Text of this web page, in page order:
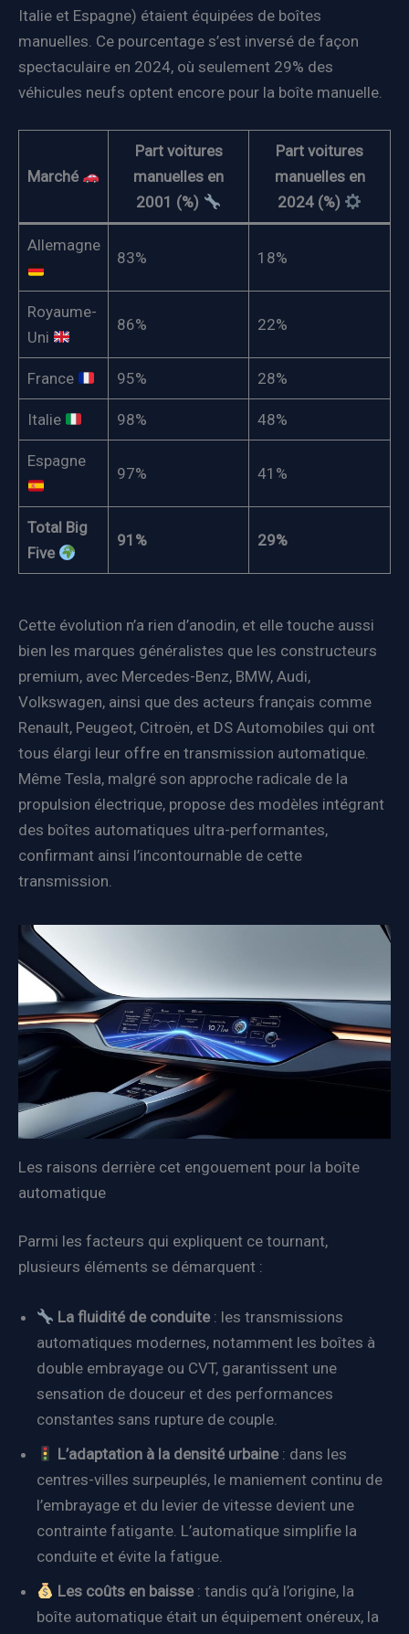
Italie et Espagne) étaient équipées de boîtes
manuelles. Ce pourcentage s’est inversé de façon
spectaculaire en 2024, où seulement 29% des
véhicules neufs optent encore pour la boîte manuelle.
Marché
Part voitures
manuelles en
2001 (%)
Part voitures
manuelles en
2024 (%)
Allemagne
83% 18%
Royaume-
Uni
86% 22%
France 95% 28%
Italie 98% 48%
Espagne
97% 41%
Total Big
Five
91% 29%
Cette évolution n’a rien d’anodin, et elle touche aussi
bien les marques généralistes que les constructeurs
premium, avec Mercedes-Benz, BMW, Audi,
Volkswagen, ainsi que des acteurs français comme
Renault, Peugeot, Citroën, et DS Automobiles qui ont
tous élargi leur offre en transmission automatique.
Même Tesla, malgré son approche radicale de la
propulsion électrique, propose des modèles intégrant
des boîtes automatiques ultra-performantes,
confirmant ainsi l’incontournable de cette
transmission.
Les raisons derrière cet engouement pour la boîte
automatique
Parmi les facteurs qui expliquent ce tournant,
plusieurs éléments se démarquent :
La fluidité de conduite: les transmissions
automatiques modernes, notamment les boîtes à
double embrayage ou CVT, garantissent une
sensation de douceur et des performances
constantes sans rupture de couple.
L’adaptation à la densité urbaine: dans les
centres-villes surpeuplés, le maniement continu de
l’embrayage et du levier de vitesse devient une
contrainte fatigante. L’automatique simplifie la
conduite et évite la fatigue.
Les coûts en baisse: tandis qu’à l’origine, la
boîte automatique était un équipement onéreux, la